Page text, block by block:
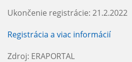
Ukončenie registrácie: 21.2.2022
Registrácia a viac informácií
Zdroj: ERAPORTAL